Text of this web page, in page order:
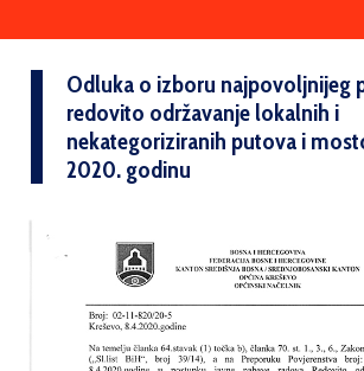
Odluka o izboru najpovoljnijeg
redovito održavanje lokalnih i
nekategoriziranih putova i
2020. godinu